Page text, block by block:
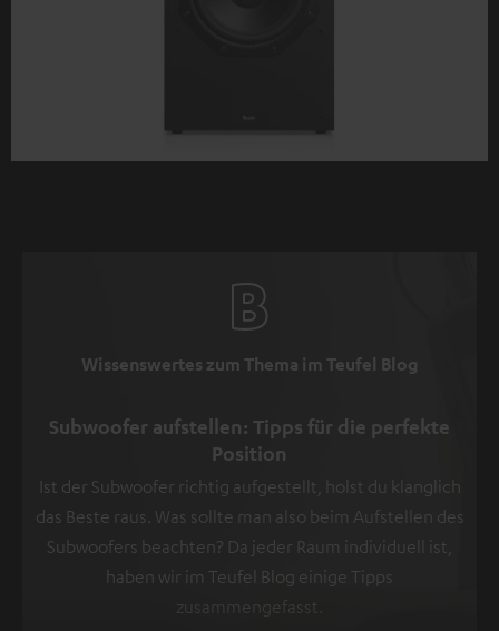
Wissenswertes zum Thema im Teufel Blog
Subwoofer aufstellen: Tipps für die perfekte
Position
Ist der Subwoofer richtig aufgestellt, holst du klanglich
das Beste raus. Was sollte man also beim Aufstellen des
Subwoofers beachten? Da jeder Raum individuell ist,
haben wir im Teufel Blog einige Tipps
zusammengefasst.